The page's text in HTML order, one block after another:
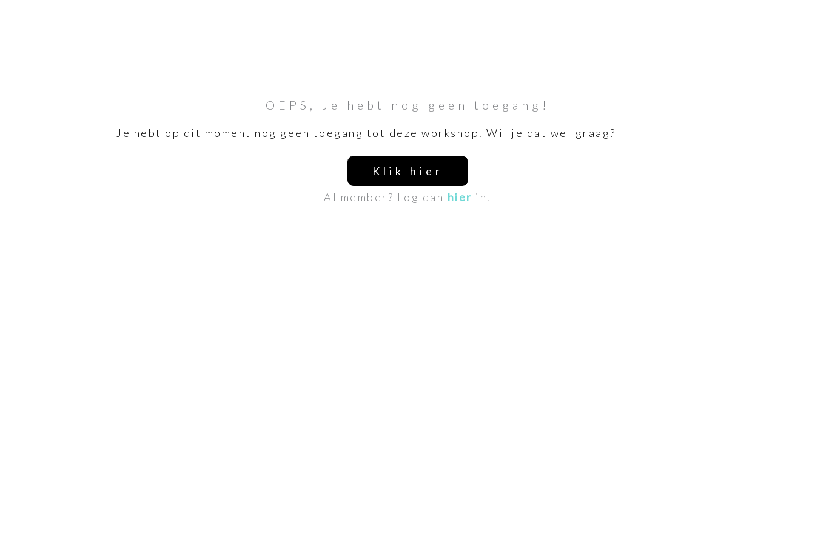
OEPS, Je hebt nog geen toegang!
Je hebt op dit moment nog geen toegang tot deze workshop. Wil je dat wel graag?
Klik hier
Al member? Log dan hier in.